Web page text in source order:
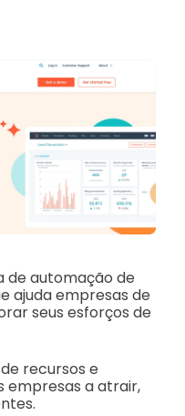
de automação de
ajuda empresas de
seus esforços de
recursos e
empresas a atrair,